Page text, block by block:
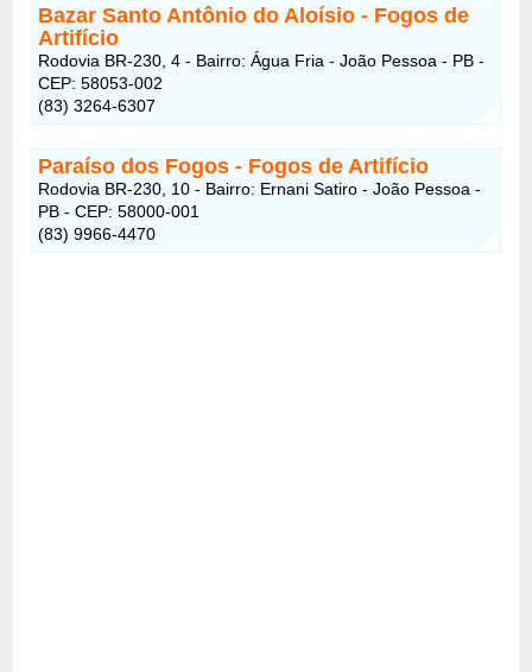
Bazar Santo Antônio do Aloísio- Fogos de
Artifício
Rodovia BR-230, 4 - Bairro: Água Fria - João Pessoa - PB -
CEP: 58053-002
(83) 3264-6307
Paraíso dos Fogos- Fogos de Artifício
Rodovia BR-230, 10 - Bairro: Ernani Satiro - João Pessoa -
PB - CEP: 58000-001
(83) 9966-4470